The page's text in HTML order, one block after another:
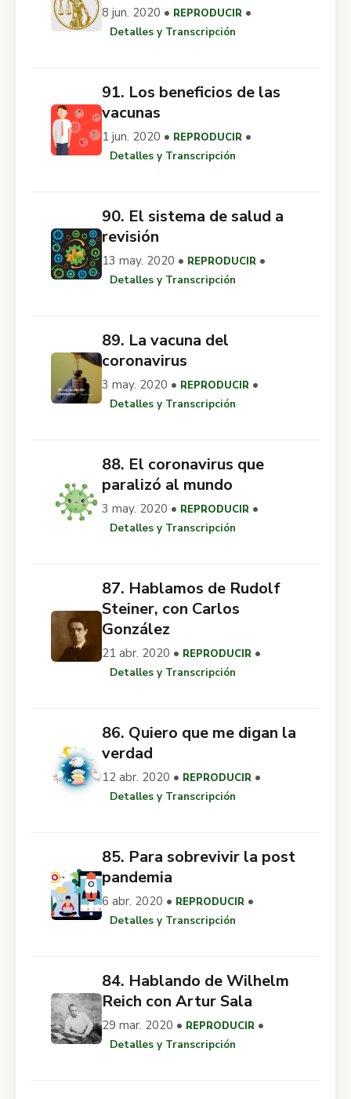
8 jun. 2020 • REPRODUCIR •
Detalles y Transcripción
91. Los beneficios de las
vacunas
1 jun. 2020 • REPRODUCIR •
Detalles y Transcripción
90. El sistema de salud a
revisión
13 may. 2020 • REPRODUCIR •
Detalles y Transcripción
89. La vacuna del
coronavirus
3 may. 2020 • REPRODUCIR •
Detalles y Transcripción
88. El coronavirus que
paralizó al mundo
3 may. 2020 • REPRODUCIR •
Detalles y Transcripción
87. Hablamos de Rudolf
Steiner, con Carlos
González
21 abr. 2020 • REPRODUCIR •
Detalles y Transcripción
86. Quiero que me digan la
verdad
12 abr. 2020 • REPRODUCIR •
Detalles y Transcripción
85. Para sobrevivir la post
pandemia
6 abr. 2020 • REPRODUCIR •
Detalles y Transcripción
84. Hablando de Wilhelm
Reich con Artur Sala
29 mar. 2020 • REPRODUCIR •
Detalles y Transcripción